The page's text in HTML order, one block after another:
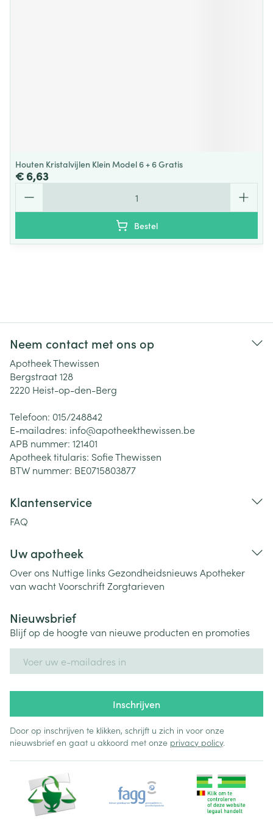
Houten Kristalvijlen Klein Model 6 + 6 Gratis
€ 6,63
Bestel
Neem contact met ons op
Apotheek Thewissen
Bergstraat 128
2220 Heist-op-den-Berg
Telefoon: 015/248842
E-mailadres: info@apotheekthewissen.be
APB nummer: 121401
Apotheek titularis: Sofie Thewissen
BTW nummer: BE0715803877
Klantenservice
FAQ
Uw apotheek
Over ons Nuttige links Gezondheidsnieuws Apotheker
van wachtVoorschriftZorgtarieven
Nieuwsbrief
Blijf op de hoogte van nieuwe producten en promoties
Inschrijven
Door op inschrijven te klikken, schrijft u zich in voor onze
nieuwsbrief en gaat u akkoord met onze privacy policy.